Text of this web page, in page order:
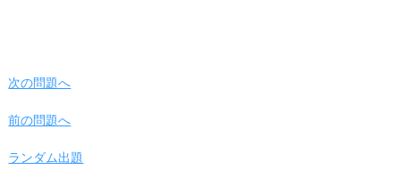
次の問題へ
前の問題へ
ランダム出題